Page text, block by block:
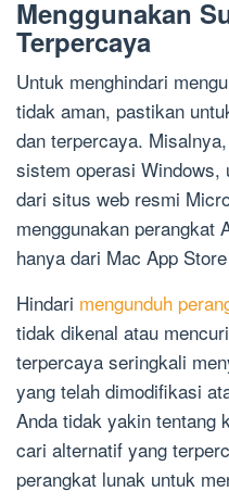
Menggunakan
Terpercaya
Untuk menghindari
tidak aman, pastikan
dan terpercaya.
sistem operasi Windows,
dari situs web resmi
menggunakan perangkat
hanya dari Mac App
Hindari mengunduh
tidak dikenal atau
terpercaya seringkali
yang telah dimodifikasi
Anda tidak yakin tentang
cari alternatif yang
perangkat lunak untuk